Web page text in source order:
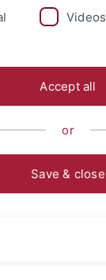
Videos
Accept all
or
Save & close